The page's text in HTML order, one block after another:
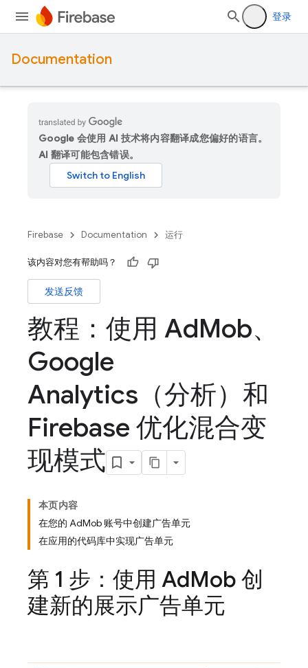
登录
Documentation
Google 会使用 AI 技术将内容翻译成您偏好的语言。
AI 翻译可能包含错误。
Firebase Documentation 运行
该内容对您有帮助吗？
发送反馈
教程：使用 AdMob、
Google
Analytics（分析）和
Firebase 优化混合变
现模式
本页内容
在您的 AdMob 账号中创建广告单元
在应用的代码库中实现广告单元
第 1 步：使用 AdMob 创
建新的展示广告单元